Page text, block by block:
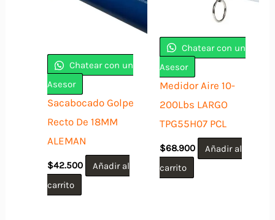
Chatear con un
Asesor
Sacabocado Golpe
Recto De 18MM
ALEMAN
$42.500
Añadir al
carrito
Chatear con un
Asesor
Medidor Aire 10-
200Lbs LARGO
TPG55H07 PCL
$68.900
Añadir al
carrito